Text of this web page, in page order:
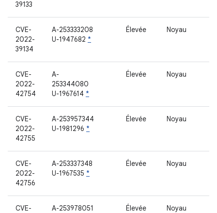
39133
CVE-
2022-
39134
A-253333208
U-1947682 *
Élevée Noyau
CVE-
2022-
42754
A-
253344080
U-1967614 *
Élevée Noyau
CVE-
2022-
42755
A-253957344
U-1981296 *
Élevée Noyau
CVE-
2022-
42756
A-253337348
U-1967535 *
Élevée Noyau
CVE-
A-253978051
Élevée Noyau